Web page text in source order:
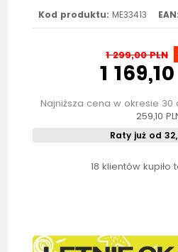
Kod produktu: ME33413 EAN:
1 299,00 PLN
1
Najniższa cena w okresie
259,10
Raty już od
18 klientów kupiło